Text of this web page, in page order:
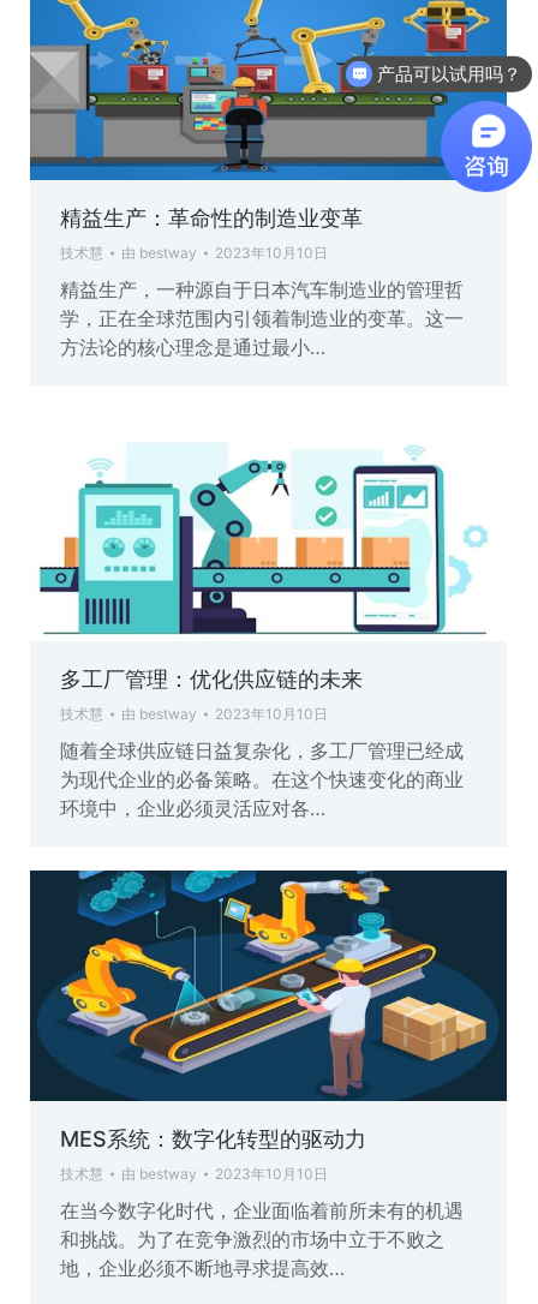
精益生产：革命性的制造业变革
技术慧 由 bestway 2023年10月10日
精益生产，一种源自于日本汽车制造业的管理哲
学，正在全球范围内引领着制造业的变革。这一
方法论的核心理念是通过最小…
多工厂管理：优化供应链的未来
技术慧 由 bestway 2023年10月10日
随着全球供应链日益复杂化，多工厂管理已经成
为现代企业的必备策略。在这个快速变化的商业
环境中，企业必须灵活应对各…
MES系统：数字化转型的驱动力
技术慧 由 bestway 2023年10月10日
在当今数字化时代，企业面临着前所未有的机遇
和挑战。为了在竞争激烈的市场中立于不败之
地，企业必须不断地寻求提高效…
产品可以试用吗？